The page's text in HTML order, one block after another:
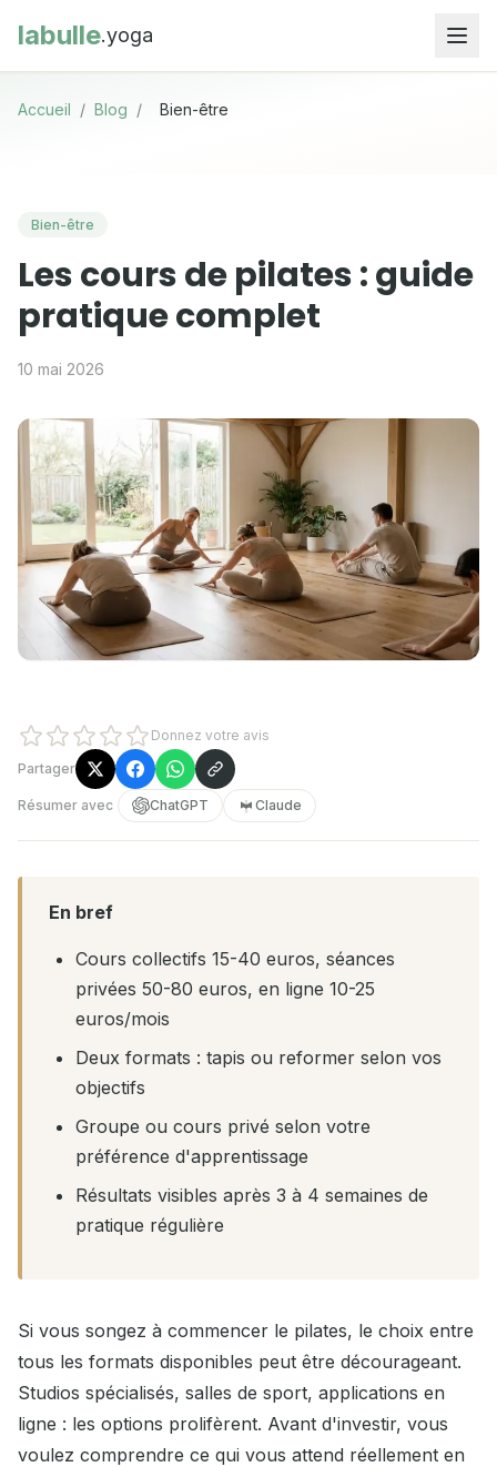
labulle.yoga
Accueil / Blog / Bien-être
Bien-être
Les cours de pilates : guide
pratique complet
10 mai 2026
Donnez votre avis
Partager
Résumer avec ChatGPT Claude
En bref
Cours collectifs 15-40 euros, séances
privées 50-80 euros, en ligne 10-25
euros/mois
Deux formats : tapis ou reformer selon vos
objectifs
Groupe ou cours privé selon votre
préférence d'apprentissage
Résultats visibles après 3 à 4 semaines de
pratique régulière
Si vous songez à commencer le pilates, le choix entre
tous les formats disponibles peut être décourageant.
Studios spécialisés, salles de sport, applications en
ligne : les options prolifèrent. Avant d'investir, vous
voulez comprendre ce qui vous attend réellement en